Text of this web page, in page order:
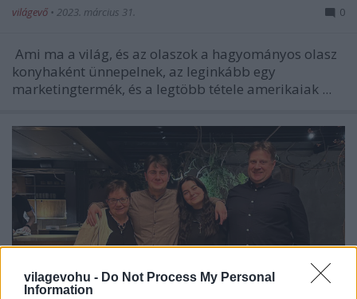
vilagevohu - Do Not Process My Personal
Information
világevő • 2023. március 31. 0
Ami ma a világ, és az olaszok a hagyományos olasz
konyhaként ünnepelnek, az leginkább egy
marketingtermék, és a legtöbb tétele amerikaiak ...